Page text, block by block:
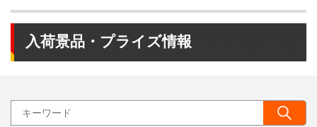
入荷景品・プライズ情報